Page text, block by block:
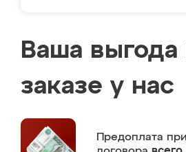
Ваша выгода
заказе у нас
Предоплата